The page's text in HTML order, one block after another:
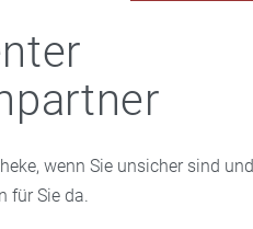
wenn Sie unsicher sind
für Sie da.